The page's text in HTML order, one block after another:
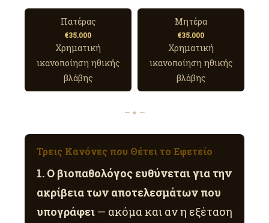
Πατέρας
€35.000
Χρηματική
ικανοποίηση ηθικής
βλάβης
Μητέρα
€35.000
Χρηματική
ικανοποίηση ηθικής
βλάβης
— ✦ —
Τρεις Κανόνες που Θέτει το Εφετείο
1. Ο βιοπαθολόγος ευθύνεται για την
ακρίβεια των αποτελεσμάτων που
υπογράφει — ακόμα και αν η εξέταση